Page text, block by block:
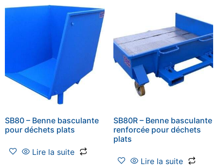
SB80 – Benne basculante
pour déchets plats
Lire la suite
SB80R – Benne basculante
renforcée pour déchets
plats
Lire la suite